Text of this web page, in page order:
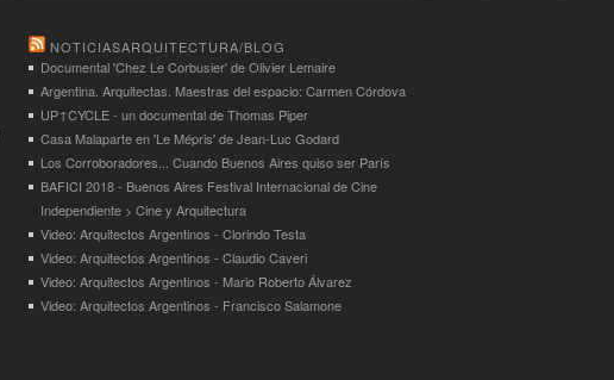
NOTICIASARQUITECTURA/BLOG
Documental 'Chez Le Corbusier' de Olivier Lemaire
Argentina. Arquitectas. Maestras del espacio: Carmen Córdova
UP↑CYCLE - un documental de Thomas Piper
Casa Malaparte en 'Le Mépris' de Jean-Luc Godard
Los Corroboradores... Cuando Buenos Aires quiso ser París
BAFICI 2018 - Buenos Aires Festival Internacional de Cine
Independiente > Cine y Arquitectura
Video: Arquitectos Argentinos - Clorindo Testa
Video: Arquitectos Argentinos - Claudio Caveri
Video: Arquitectos Argentinos - Mario Roberto Álvarez
Video: Arquitectos Argentinos - Francisco Salamone